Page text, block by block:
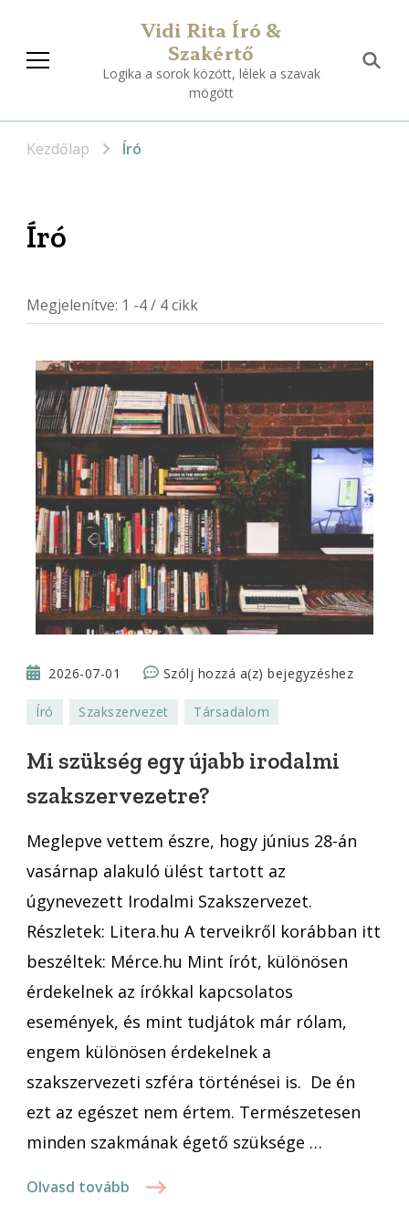
Vidi Rita Író &
Szakértő
Logika a sorok között, lélek a szavak
mögött
Kezdőlap Író
Író
Megjelenítve: 1 -4 / 4 cikk
2026-07-01 Szólj hozzá a(z)Mi
egy
irodalmi
bejegyzéshez
Író Szakszervezet Társadalom
Mi szükség egy újabb irodalmi
szakszervezetre?
Meglepve vettem észre, hogy június 28-án
vasárnap alakuló ülést tartott az
úgynevezett Irodalmi Szakszervezet.
Részletek: Litera.hu A terveikről korábban itt
beszéltek: Mérce.hu Mint írót, különösen
érdekelnek az írókkal kapcsolatos
események, és mint tudjátok már rólam,
engem különösen érdekelnek a
szakszervezeti szféra történései is. De én
ezt az egészet nem értem. Természetesen
minden szakmának égető szüksége …
Olvasd tovább